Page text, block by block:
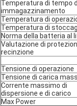
Temperatura di tempo
immagazzinamento
Temperatura di
Temperatura di
Norma della batteria al
Valutazione di
recinzione
Tensione di operazione
Tensione di carica
Corrente massimo di
dispersione e di carico
Max Power